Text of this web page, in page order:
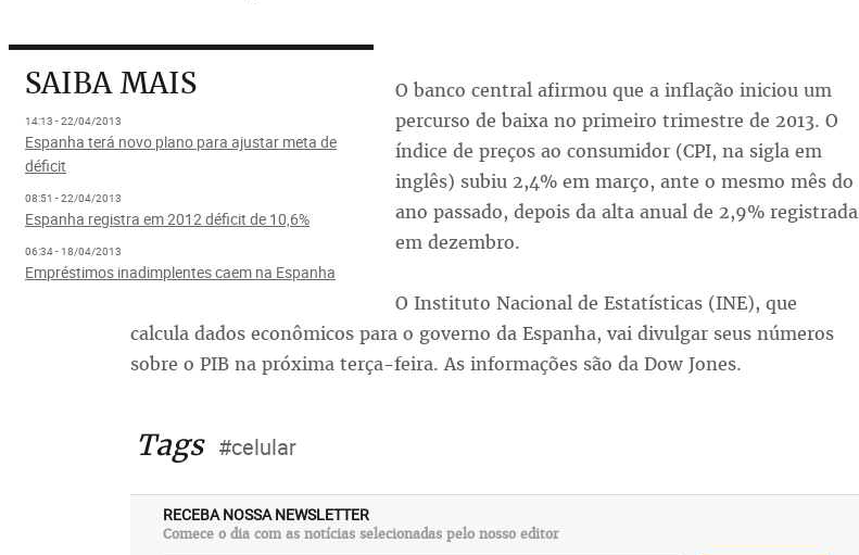
SAIBA MAIS
14:13 - 22/04/2013
Espanha terá novo plano para ajustar meta de
déficit
08:51 - 22/04/2013
Espanha registra em 2012 déficit de 10,6%
06:34 - 18/04/2013
Empréstimos inadimplentes caem na Espanha
O banco central afirmou que a inflação iniciou um
percurso de baixa no primeiro trimestre de 2013. O
índice de preços ao consumidor (CPI, na sigla em
inglês) subiu 2,4% em março, ante o mesmo mês do
ano passado, depois da alta anual de 2,9% registrada
em dezembro.
O Instituto Nacional de Estatísticas (INE), que
calcula dados econômicos para o governo da Espanha, vai divulgar seus números
sobre o PIB na próxima terça-feira. As informações são da Dow Jones.
Tags #celular
RECEBA NOSSA NEWSLETTER
Comece o dia com as notícias selecionadas pelo nosso editor